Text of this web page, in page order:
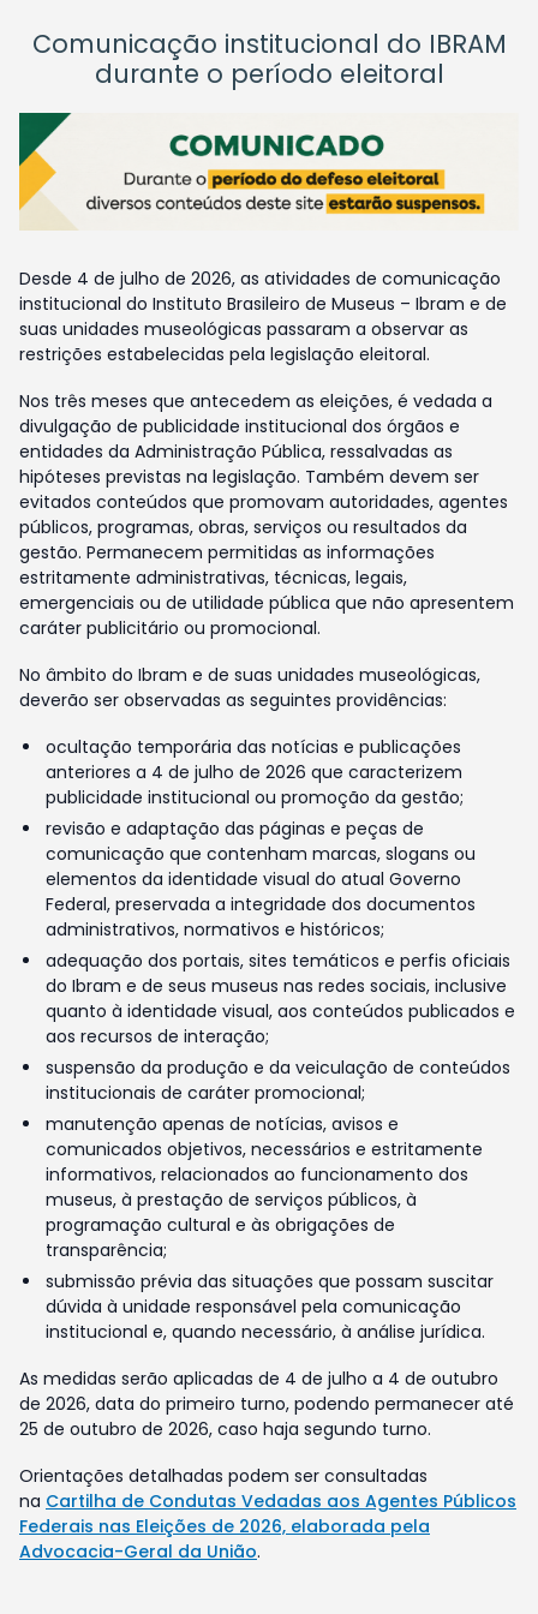
Comunicação institucional do IBRAM
durante o período eleitoral
Desde 4 de julho de 2026, as atividades de comunicação
institucional do Instituto Brasileiro de Museus – Ibram e de
suas unidades museológicas passaram a observar as
restrições estabelecidas pela legislação eleitoral.
Nos três meses que antecedem as eleições, é vedada a
divulgação de publicidade institucional dos órgãos e
entidades da Administração Pública, ressalvadas as
hipóteses previstas na legislação. Também devem ser
evitados conteúdos que promovam autoridades, agentes
públicos, programas, obras, serviços ou resultados da
gestão. Permanecem permitidas as informações
estritamente administrativas, técnicas, legais,
emergenciais ou de utilidade pública que não apresentem
caráter publicitário ou promocional.
No âmbito do Ibram e de suas unidades museológicas,
deverão ser observadas as seguintes providências:
ocultação temporária das notícias e publicações
anteriores a 4 de julho de 2026 que caracterizem
publicidade institucional ou promoção da gestão;
revisão e adaptação das páginas e peças de
comunicação que contenham marcas, slogans ou
elementos da identidade visual do atual Governo
Federal, preservada a integridade dos documentos
administrativos, normativos e históricos;
adequação dos portais, sites temáticos e perfis oficiais
do Ibram e de seus museus nas redes sociais, inclusive
quanto à identidade visual, aos conteúdos publicados e
aos recursos de interação;
suspensão da produção e da veiculação de conteúdos
institucionais de caráter promocional;
manutenção apenas de notícias, avisos e
comunicados objetivos, necessários e estritamente
informativos, relacionados ao funcionamento dos
museus, à prestação de serviços públicos, à
programação cultural e às obrigações de
transparência;
submissão prévia das situações que possam suscitar
dúvida à unidade responsável pela comunicação
institucional e, quando necessário, à análise jurídica.
As medidas serão aplicadas de 4 de julho a 4 de outubro
de 2026, data do primeiro turno, podendo permanecer até
25 de outubro de 2026, caso haja segundo turno.
Orientações detalhadas podem ser consultadas
na Cartilha de Condutas Vedadas aos Agentes Públicos
Federais nas Eleições de 2026, elaborada pela
Advocacia-Geral da União.